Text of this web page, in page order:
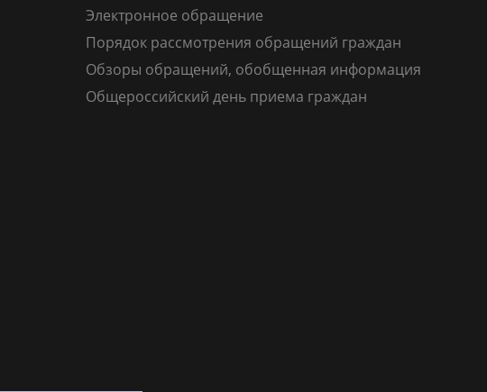
Электронное обращение
Порядок рассмотрения обращений граждан
Обзоры обращений, обобщенная информация
Общероссийский день приема граждан